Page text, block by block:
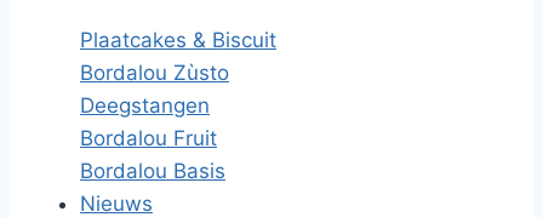
Plaatcakes & Biscuit
Bordalou Zùsto
Deegstangen
Bordalou Fruit
Bordalou Basis
Nieuws